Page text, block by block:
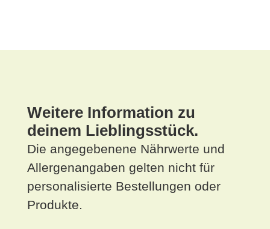
Weitere Information zu
deinem Lieblingsstück.
Die angegebenene Nährwerte und
Allergenangaben gelten nicht für
personalisierte Bestellungen oder
Produkte.